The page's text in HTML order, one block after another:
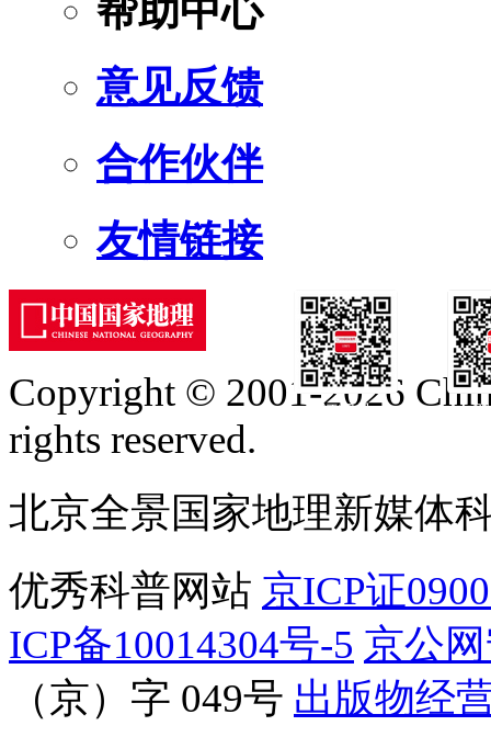
帮助中心
意见反馈
合作伙伴
友情链接
订阅号
Copyright © 2001-2026
rights reserved.
北京全景国家地理新媒体
优秀科普网站 京ICP证
ICP备10014304号-5 京公
（京）字 049号 出版物经